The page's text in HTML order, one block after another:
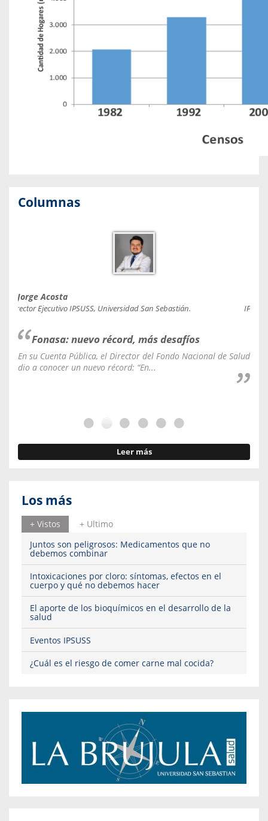
Columnas
Jorge Acosta
Director Ejecutivo IPSUSS, Universidad San Sebastián.
Fonasa: nuevo récord, más desafíos
En su Cuenta Pública, el Director del Fondo Nacional de Salud
dio a conocer un nuevo récord: “En...
Leer más
Los más
+ Vistos
+ Ultimo
Juntos son peligrosos: Medicamentos que no
debemos combinar
Intoxicaciones por cloro: síntomas, efectos en el
cuerpo y qué no debemos hacer
El aporte de los bioquímicos en el desarrollo de la
salud
Eventos IPSUSS
¿Cuál es el riesgo de comer carne mal cocida?